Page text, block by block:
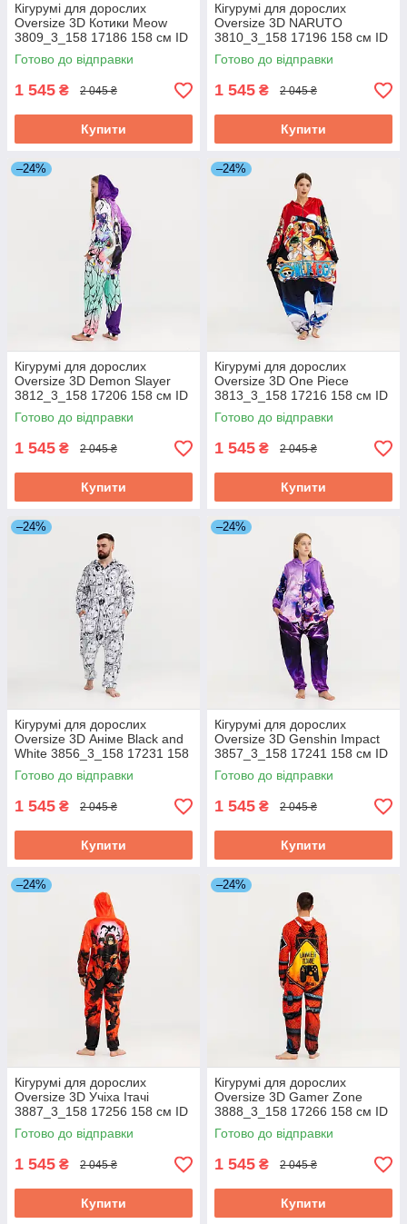
Кігурумі для дорослих
Oversize 3D Котики Meow
3809_3_158 17186 158 см ID
4925812
Готово до відправки
1 545 ₴ 2 045 ₴
Купити
Кігурумі для дорослих
Oversize 3D NARUTO
3810_3_158 17196 158 см ID
4925817
Готово до відправки
1 545 ₴ 2 045 ₴
Купити
–24%
Кігурумі для дорослих
Oversize 3D Demon Slayer
3812_3_158 17206 158 см ID
4925822
Готово до відправки
1 545 ₴ 2 045 ₴
Купити
–24%
Кігурумі для дорослих
Oversize 3D One Piece
3813_3_158 17216 158 см ID
4925827
Готово до відправки
1 545 ₴ 2 045 ₴
Купити
–24%
Кігурумі для дорослих
Oversize 3D Аніме Black and
White 3856_3_158 17231 158
см ID 4925832
Готово до відправки
1 545 ₴ 2 045 ₴
Купити
–24%
Кігурумі для дорослих
Oversize 3D Genshin Impact
3857_3_158 17241 158 см ID
4925837
Готово до відправки
1 545 ₴ 2 045 ₴
Купити
–24%
Кігурумі для дорослих
Oversize 3D Учіха Ітачі
3887_3_158 17256 158 см ID
4925842
Готово до відправки
1 545 ₴ 2 045 ₴
Купити
–24%
Кігурумі для дорослих
Oversize 3D Gamer Zone
3888_3_158 17266 158 см ID
4925847
Готово до відправки
1 545 ₴ 2 045 ₴
Купити